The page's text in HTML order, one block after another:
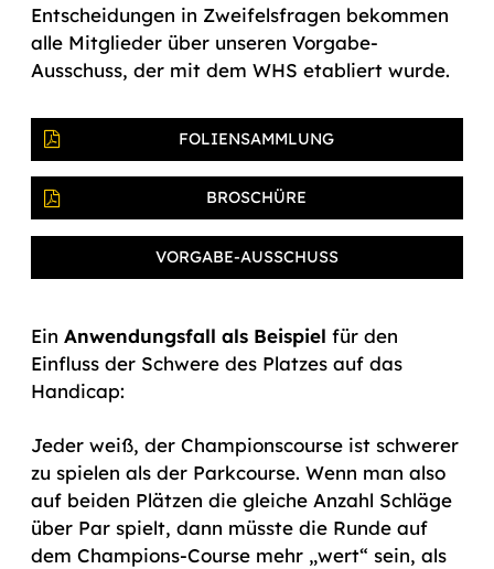
Entscheidungen in Zweifelsfragen bekommen
alle Mitglieder über unseren Vorgabe-
Ausschuss, der mit dem WHS etabliert wurde.
FOLIENSAMMLUNG
BROSCHÜRE
VORGABE-AUSSCHUSS
Ein Anwendungsfall als Beispiel für den
Einfluss der Schwere des Platzes auf das
Handicap:
Jeder weiß, der Championscourse ist schwerer
zu spielen als der Parkcourse. Wenn man also
auf beiden Plätzen die gleiche Anzahl Schläge
über Par spielt, dann müsste die Runde auf
dem Champions-Course mehr „wert“ sein, als